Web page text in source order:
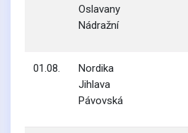
Oslavany
Nádražní
01.08.
Nordika
Jihlava
Pávovská